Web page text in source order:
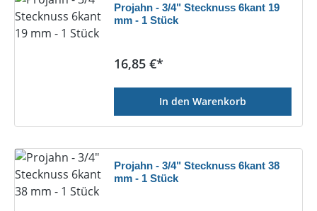
Projahn - 3/4" Stecknuss 6kant 19
mm - 1 Stück
Regulärer Preis:
16,85 €*
In den Warenkorb
Projahn - 3/4" Stecknuss 6kant 38
mm - 1 Stück